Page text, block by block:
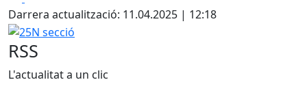
Darrera actualització: 11.04.2025 | 12:18
25N secció
RSS
L'actualitat a un clic